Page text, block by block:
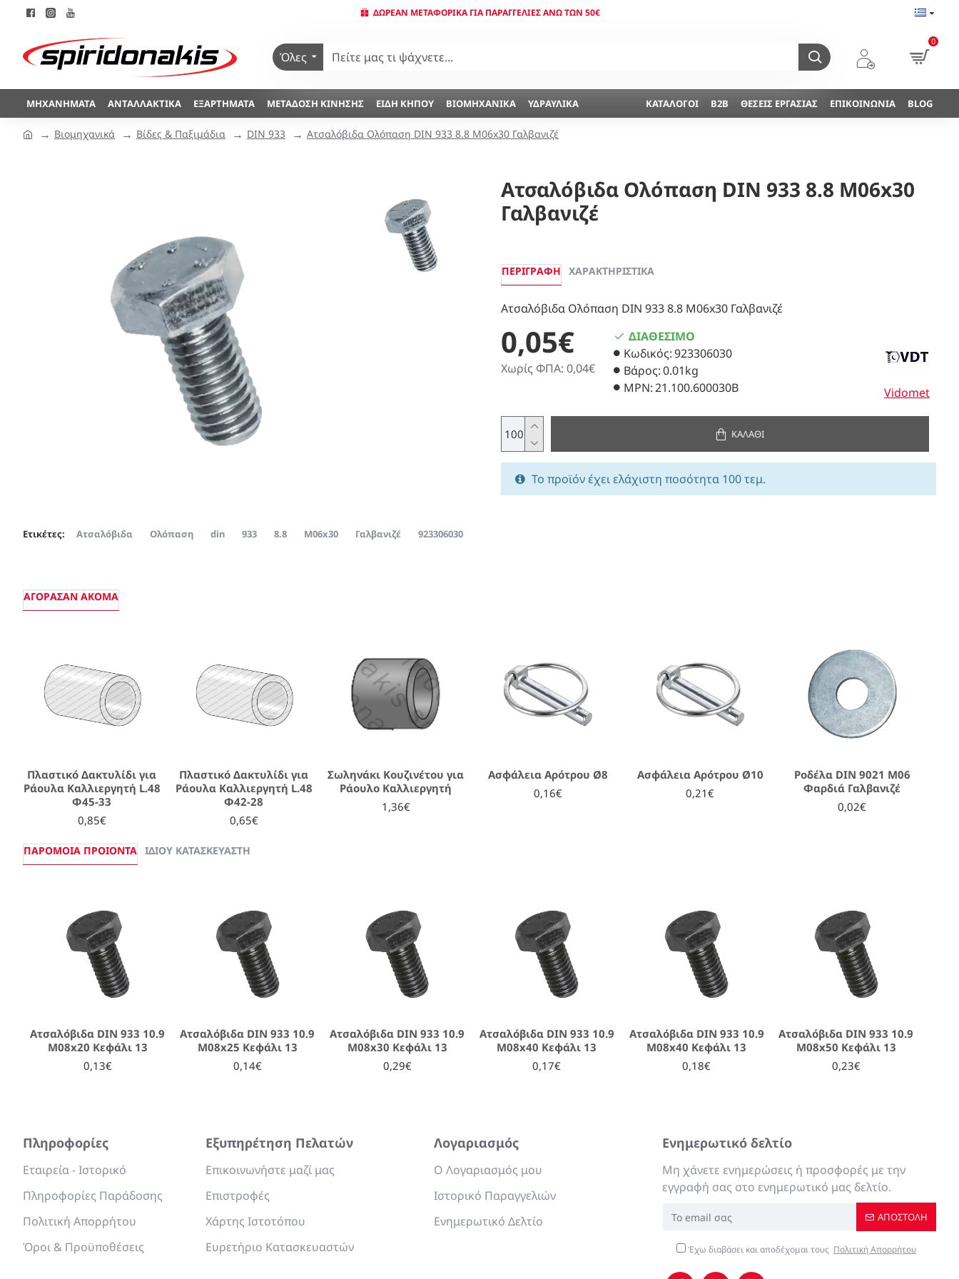
ΔΩΡΕΆΝ ΜΕΤΑΦΟΡΙΚΆ ΓΙΑ ΠΑΡΑΓΓΕΛΊΕΣ ΆΝΩ ΤΩΝ 50€
Όλες
0
ΜΗΧΑΝΉΜΑΤΑ ΑΝΤΑΛΛΑΚΤΙΚΆ ΕΞΑΡΤΉΜΑΤΑ ΜΕΤΆΔΟΣΗ ΚΊΝΗΣΗΣ ΕΊΔΗ ΚΉΠΟΥ ΒΙΟΜΗΧΑΝΙΚΆ ΥΔΡΑΥΛΙΚΆ ΚΑΤΆΛΟΓΟΙ B2B ΘΈΣΕΙΣ ΕΡΓΑΣΊΑΣ ΕΠΙΚΟΙΝΩΝΊΑ BLOG
Βιομηχανικά Βίδες & Παξιμάδια DIN 933 Ατσαλόβιδα Ολόπαση DIN 933 8.8 Μ06x30 Γαλβανιζέ
Ατσαλόβιδα Ολόπαση DIN 933 8.8 Μ06x30
Γαλβανιζέ
ΠΕΡΙΓΡΑΦΉ ΧΑΡΑΚΤΗΡΙΣΤΙΚΆ
Ατσαλόβιδα Ολόπαση DIN 933 8.8 Μ06x30 Γαλβανιζέ
0,05€
Χωρίς ΦΠΑ: 0,04€
ΔΙΑΘΈΣΙΜΟ
Κωδικός:923306030
Βάρος:0.01kg
MPN:21.100.600030Β Vidomet
ΚΑΛΆΘΙ
Το προϊόν έχει ελάχιστη ποσότητα 100 τεμ.
Ετικέτες: Ατσαλόβιδα Ολόπαση din 933 8.8 Μ06x30 Γαλβανιζέ 923306030
ΑΓΌΡΑΣΑΝ ΑΚΌΜΑ
Πλαστικό Δακτυλίδι για
Ράουλα Καλλιεργητή L.48
Φ45-33
0,85€
Πλαστικό Δακτυλίδι για
Ράουλα Καλλιεργητή L.48
Φ42-28
0,65€
Σωληνάκι Κουζινέτου για
Ράουλο Καλλιεργητή
1,36€
Ασφάλεια Αρότρου Ø8
0,16€
Ασφάλεια Αρότρου Ø10
0,21€
Ροδέλα DIN 9021 M06
Φαρδιά Γαλβανιζέ
0,02€
ΠΑΡΌΜΟΙΑ ΠΡΟΙΌΝΤΑ ΊΔΙΟΥ ΚΑΤΑΣΚΕΥΑΣΤΉ
Ατσαλόβιδα DIN 933 10.9
M08x20 Κεφάλι 13
0,13€
Ατσαλόβιδα DIN 933 10.9
M08x25 Κεφάλι 13
0,14€
Ατσαλόβιδα DIN 933 10.9
M08x30 Κεφάλι 13
0,29€
Ατσαλόβιδα DIN 933 10.9
M08x40 Κεφάλι 13
0,17€
Ατσαλόβιδα DIN 933 10.9
M08x40 Κεφάλι 13
0,18€
Ατσαλόβιδα DIN 933 10.9
M08x50 Κεφάλι 13
0,23€
Πληροφορίες
Εταιρεία - Ιστορικό
Πληροφορίες Παράδοσης
Πολιτική Απορρήτου
Όροι & Προϋποθέσεις
Εξυπηρέτηση Πελατών
Επικοινωνήστε μαζί μας
Επιστροφές
Χάρτης Ιστοτόπου
Ευρετήριο Κατασκευαστών
Λογαριασμός
Ο Λογαριασμός μου
Ιστορικό Παραγγελιών
Ενημερωτικό Δελτίο
Ενημερωτικό δελτίο
Μη χάνετε ενημερώσεις ή προσφορές με την
εγγραφή σας στο ενημερωτικό μας δελτίο.
ΑΠΟΣΤΟΛΉ
Έχω διαβάσει και αποδέχομαι τους Πολιτική Απορρήτου